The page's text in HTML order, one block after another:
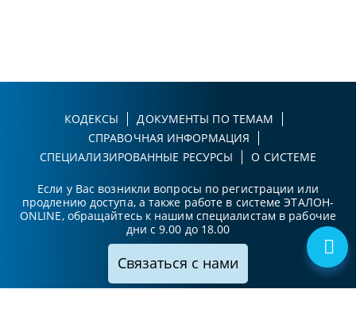
КОДЕКСЫ
ДОКУМЕНТЫ ПО ТЕМАМ
СПРАВОЧНАЯ ИНФОРМАЦИЯ
СПЕЦИАЛИЗИРОВАННЫЕ РЕСУРСЫ
О СИСТЕМЕ
Если у Вас возникли вопросы по регистрации или
продлению доступа, а также работе в системе ЭТАЛОН-
ONLINE, обращайтесь к нашим специалистам в рабочие
дни с 9.00 до 18.00
Связаться с нами